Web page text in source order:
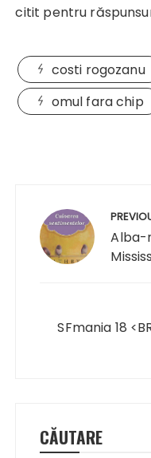
citit pentru
costi rogozanu
omul fara chip
articole
Alba-
SFmania 18
CĂUTARE